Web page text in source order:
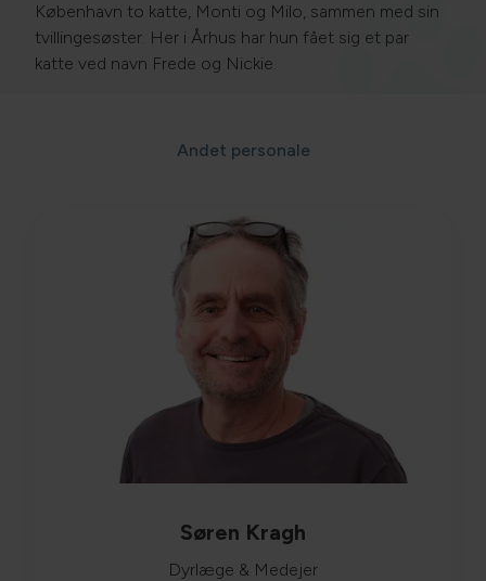
København to katte, Monti og Milo, sammen med sin
tvillingesøster. Her i Århus har hun fået sig et par
katte ved navn Frede og Nickie.
Andet personale
Søren Kragh
Dyrlæge & Medejer